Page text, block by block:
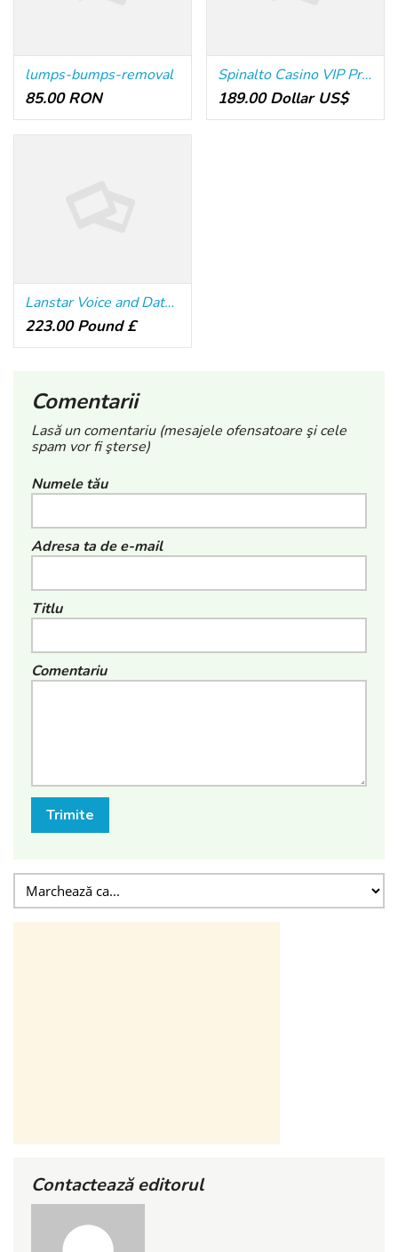
lumps-bumps-removal
85.00 RON
Spinalto Casino VIP Programma: Exclusieve Voordelen
189.00 Dollar US$
Lanstar Voice and Data, LLC
223.00 Pound £
Comentarii
Lasă un comentariu (mesajele ofensatoare şi cele
spam vor fi şterse)
Numele tău
Adresa ta de e-mail
Titlu
Comentariu
Trimite
Contactează editorul